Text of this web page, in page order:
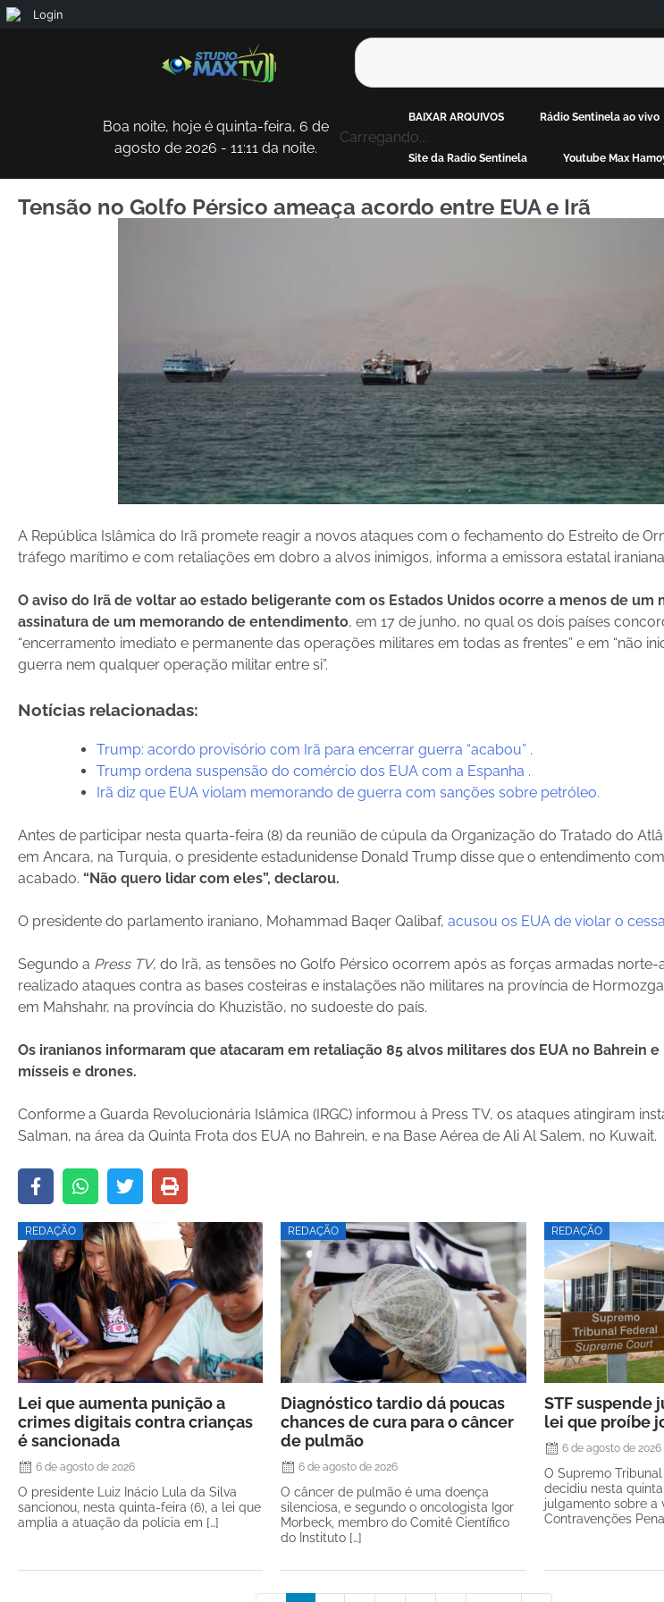
Boa noite, hoje é quinta-feira, 6 de
agosto de 2026 - 11:11 da noite.
Carregando...
BAIXAR ARQUIVOS Rádio Sentinela ao vivo
Site da Radio Sentinela Youtube Max
Tensão no Golfo Pérsico ameaça acordo entre EUA e Irã
A República Islâmica do Irã promete reagir a novos ataques com o fechamento do Estreito de
tráfego marítimo e com retaliações em dobro a alvos inimigos, informa a emissora estatal iraniana
O aviso do Irã de voltar ao estado beligerante com os Estados Unidos ocorre a menos de um
assinatura de um memorando de entendimento, em 17 de junho, no qual os dois países
“encerramento imediato e permanente das operações militares em todas as frentes” e em “não
guerra nem qualquer operação militar entre si”.
Notícias relacionadas:
Trump: acordo provisório com Irã para encerrar guerra “acabou” .
Trump ordena suspensão do comércio dos EUA com a Espanha .
Irã diz que EUA violam memorando de guerra com sanções sobre petróleo.
Antes de participar nesta quarta-feira (8) da reunião de cúpula da Organização do Tratado do
em Ancara, na Turquia, o presidente estadunidense Donald Trump disse que o entendimento
acabado. “Não quero lidar com eles”, declarou.
O presidente do parlamento iraniano, Mohammad Baqer Qalibaf, acusou os EUA de violar o
Segundo a Press TV, do Irã, as tensões no Golfo Pérsico ocorrem após as forças armadas norte-
realizado ataques contra as bases costeiras e instalações não militares na província de
em Mahshahr, na província do Khuzistão, no sudoeste do país.
Os iranianos informaram que atacaram em retaliação 85 alvos militares dos EUA no Bahrein
mísseis e drones.
Conforme a Guarda Revolucionária Islâmica (IRGC) informou à Press TV, os ataques atingiram
Salman, na área da Quinta Frota dos EUA no Bahrein, e na Base Aérea de Ali Al Salem, no Kuwait.
REDAÇÃO
Lei que aumenta punição a
crimes digitais contra crianças
é sancionada
6 de agosto de 2026
O presidente Luiz Inácio Lula da Silva
sancionou, nesta quinta-feira (6), a lei que
amplia a atuação da polícia em […]
REDAÇÃO
Diagnóstico tardio dá poucas
chances de cura para o câncer
de pulmão
6 de agosto de 2026
O câncer de pulmão é uma doença
silenciosa, e segundo o oncologista Igor
Morbeck, membro do Comitê Científico
do Instituto […]
REDAÇÃO
STF suspende
lei que proíbe
6 de agosto de 2026
O Supremo
decidiu nesta
julgamento sobre a
Contravenções
Login